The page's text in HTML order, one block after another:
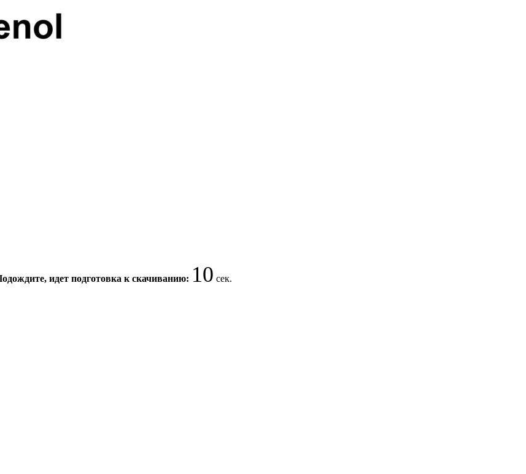
Подождите, идет подготовка к скачиванию:9сек.